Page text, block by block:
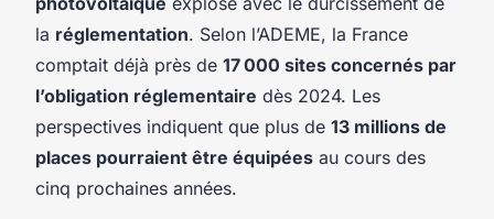
la réglementation. Selon l’ADEME, la France
comptait déjà près de 17 000 sites concernés par
l’obligation réglementaire dès 2024. Les
perspectives indiquent que plus de 13 millions de
places pourraient être équipées au cours des
cinq prochaines années.